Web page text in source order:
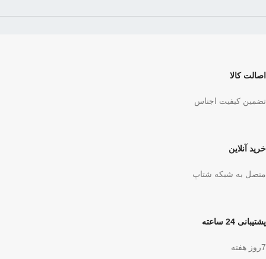
اصالت کالا
تضمین کیفیت اجناس
خرید آنلاین
متصل به شبکه شتاپ
پشتیبانی 24 ساعته
7روز هفته